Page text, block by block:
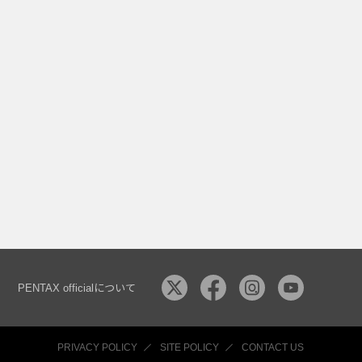
PENTAX officialについて
PRIVACY POLICY SITE POLICY CONTACT US